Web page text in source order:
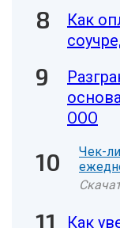
Как
ООО
Чек-
Как